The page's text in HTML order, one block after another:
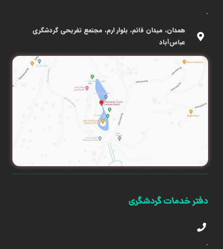
.
همدان، میدان قائم، بلوار ارم، مجتمع تفریحی گردشگری
عباس‌آباد
دفتر خدمات گردشگری
.